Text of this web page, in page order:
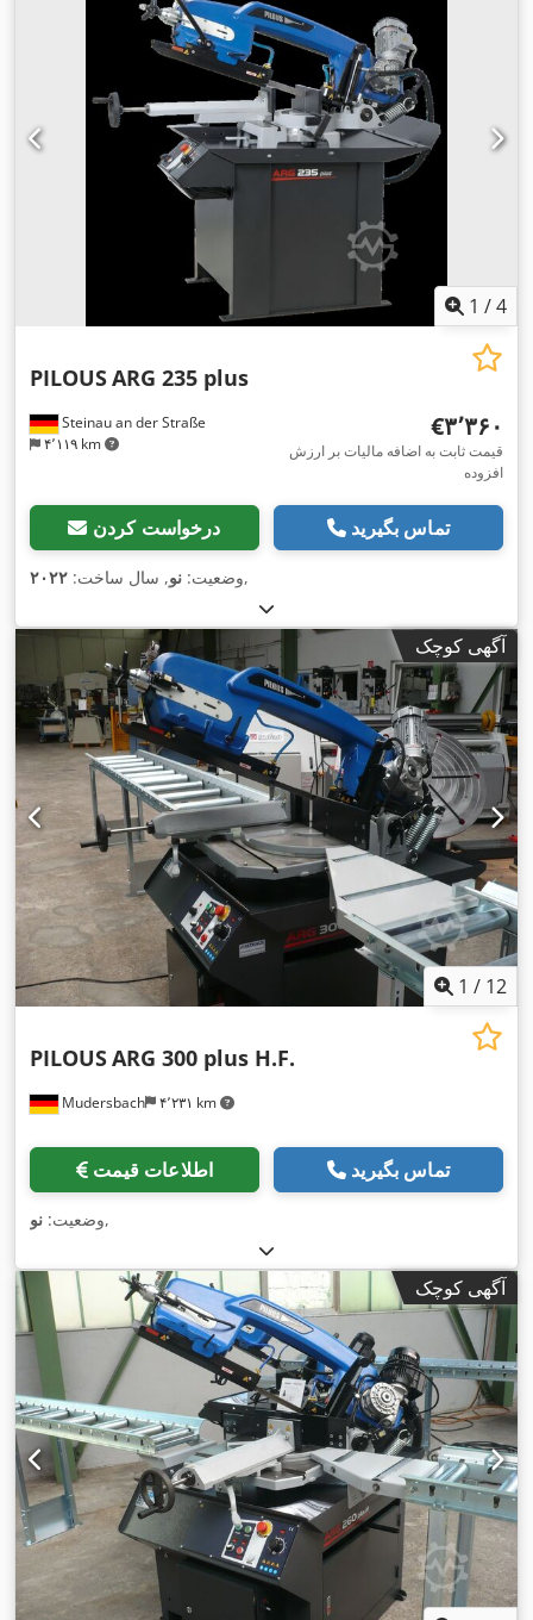
1 /4
Steinau an der Straße
۴٬۱۱۹ km
PILOUSARG 235 plus
‎€۳٬۳۶۰
قیمت ثابت به اضافه مالیات بر ارزش
افزوده
درخواست کردن تماس بگیرید
وضعیت: نو, سال ساخت: ۲۰۲۲ ,
آگهی کوچک
1 / 12
Mudersbach ۴٬۲۳۱ km
PILOUSARG 300 plus H.F.
اطلاعات قیمت تماس بگیرید
وضعیت: نو ,
آگهی کوچک